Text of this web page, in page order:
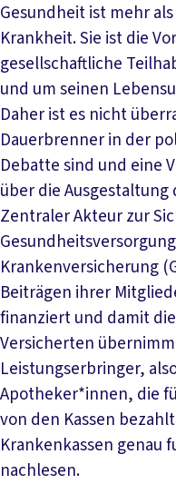
Gesundheit ist mehr
Krankheit. Sie ist die
gesellschaftliche
und um seinen
Daher ist es nicht
Dauerbrenner in der
Debatte sind und eine
über die
Zentraler Akteur zur
Krankenversicherung
Beiträgen ihrer
finanziert und damit
Versicherten
Leistungserbringer,
Apotheker*innen, die
von den Kassen
Krankenkassen
nachlesen.